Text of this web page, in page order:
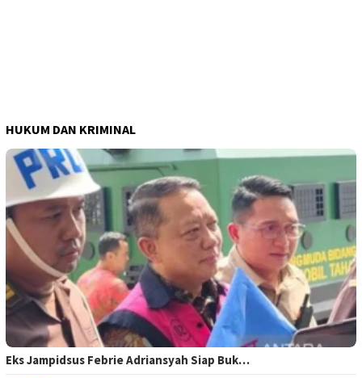
HUKUM DAN KRIMINAL
Eks Jampidsus Febrie Adriansyah Siap Buk…